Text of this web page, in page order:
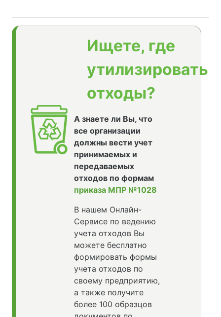
Ищете, где
утилизировать
отходы?
А знаете ли Вы, что
все организации
должны вести учет
принимаемых и
передаваемых
отходов по формам
приказа МПР №1028
В нашем Онлайн-
Сервисе по ведению
учета отходов Вы
можете бесплатно
формировать формы
учета отходов по
своему предприятию,
а также получите
более 100 образцов